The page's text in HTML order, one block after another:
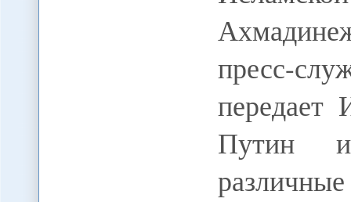
пресс-
Путин и